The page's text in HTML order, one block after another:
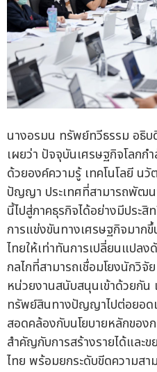
นางอรมน ทรัพย์ทวีธรรม อธิ
เผยว่า ปัจจุบันเศรษฐกิจโลกก
ด้วยองค์ความรู้ เทคโนโลยี น
ปัญญา ประเทศที่สามารถพัฒน
นี้ไปสู่ภาคธุรกิจได้อย่างมีประสิ
การแข่งขันทางเศรษฐกิจมา
ไทยให้เท่าทันการเปลี่ยนแปล
กลไกที่สามารถเชื่อมโยงนักวิ
หน่วยงานสนับสนุนเข้าด้วยกัน
ทรัพย์สินทางปัญญาไปต่อยอด
สอดคล้องกับนโยบายหลักของ
สำคัญกับการสร้างรายได้และข
ไทย พร้อมยกระดับขีดความสา